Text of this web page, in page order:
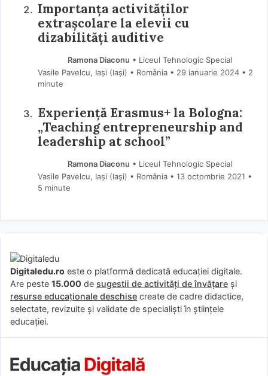
Importanța activităților
extrașcolare la elevii cu
dizabilități auditive
Ramona Diaconu • Liceul Tehnologic Special
Vasile Pavelcu, Iași (Iaşi) • România
29 ianuarie 2024 • 2
minute
Experiență Erasmus+ la Bologna:
„Teaching entrepreneurship and
leadership at school”
Ramona Diaconu • Liceul Tehnologic Special
Vasile Pavelcu, Iași (Iaşi) • România
13 octombrie 2021 •
5 minute
Digitaledu.ro este o platformă dedicată educației digitale.
Are peste 15.000 de sugestii de activități de învățare și
resurse educaționale deschise create de cadre didactice,
selectate, revizuite și validate de specialiști în științele
educației.